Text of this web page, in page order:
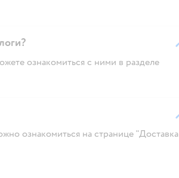
ознакомиться с ними в разделе
ознакомиться на странице "Доставка